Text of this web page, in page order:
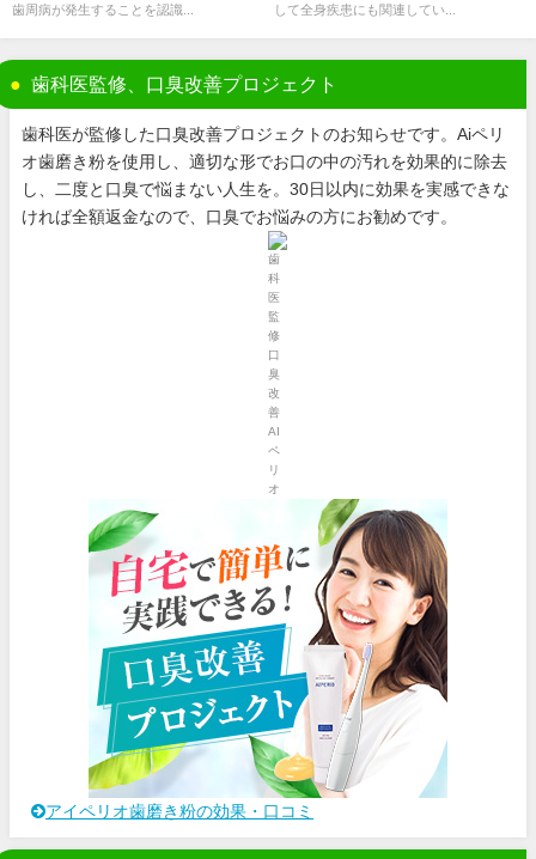
歯周病が発生することを認識...
して全身疾患にも関連してい...
歯科医監修、口臭改善プロジェクト
歯科医が監修した口臭改善プロジェクトのお知らせです。Aiペリ
オ歯磨き粉を使用し、適切な形でお口の中の汚れを効果的に除去
し、二度と口臭で悩まない人生を。30日以内に効果を実感できな
ければ全額返金なので、口臭でお悩みの方にお勧めです。
アイペリオ歯磨き粉の効果・口コミ